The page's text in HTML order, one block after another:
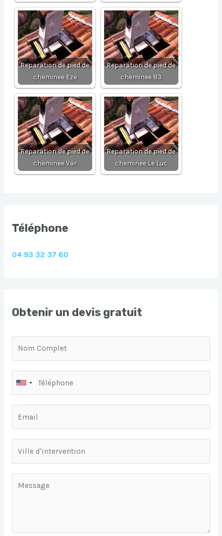
Reparation de pied de
cheminee Eze
Reparation de pied de
cheminee 83
Reparation de pied de
cheminee Var
Reparation de pied de
cheminee Le Luc
Téléphone
04 93 32 37 60
Obtenir un devis gratuit